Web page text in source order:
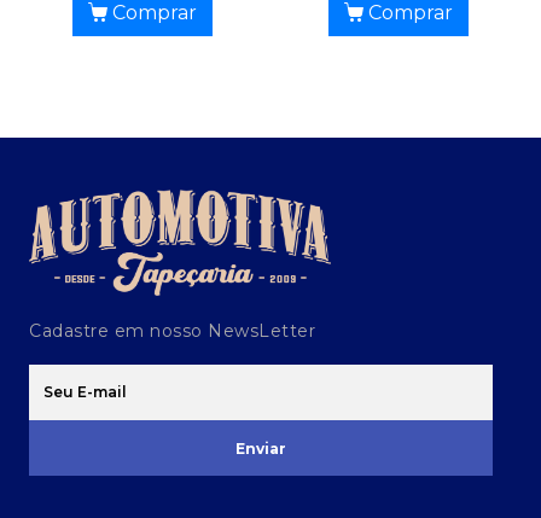
Comprar Comprar
Cadastre em nosso NewsLetter
Enviar